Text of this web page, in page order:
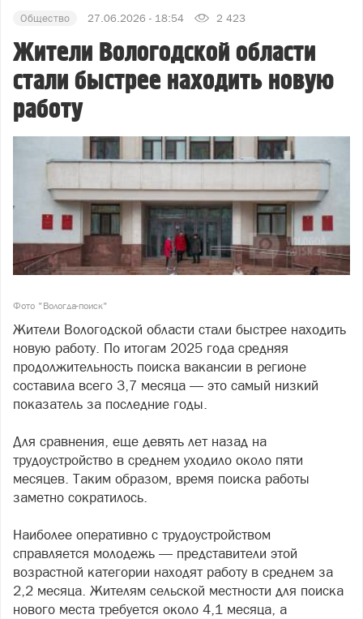
Общество 27.06.2026 - 18:54 2 423
Жители Вологодской области
стали быстрее находить новую
работу
Фото "Вологда-поиск"
Жители Вологодской области стали быстрее находить
новую работу. По итогам 2025 года средняя
продолжительность поиска вакансии в регионе
составила всего 3,7 месяца — это самый низкий
показатель за последние годы.
Для сравнения, еще девять лет назад на
трудоустройство в среднем уходило около пяти
месяцев. Таким образом, время поиска работы
заметно сократилось.
Наиболее оперативно с трудоустройством
справляется молодежь — представители этой
возрастной категории находят работу в среднем за
2,2 месяца. Жителям сельской местности для поиска
нового места требуется около 4,1 месяца, а